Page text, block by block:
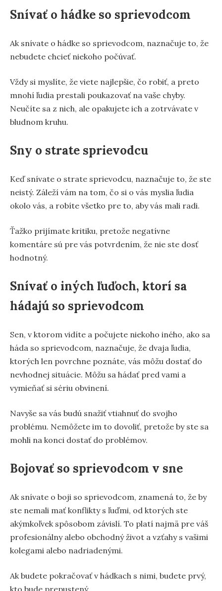
Snívať o hádke so sprievodcom
Ak snívate o hádke so sprievodcom, naznačuje to, že
nebudete chcieť niekoho počúvať.
Vždy si myslíte, že viete najlepšie, čo robiť, a preto
mnohí ľudia prestali poukazovať na vaše chyby.
Neučíte sa z nich, ale opakujete ich a zotrvávate v
bludnom kruhu.
Sny o strate sprievodcu
Keď snívate o strate sprievodcu, naznačuje to, že ste
neistý. Záleží vám na tom, čo si o vás myslia ľudia
okolo vás, a robíte všetko pre to, aby vás mali radi.
Ťažko prijímate kritiku, pretože negatívne
komentáre sú pre vás potvrdením, že nie ste dosť
hodnotný.
Snívať o iných ľuďoch, ktorí sa
hádajú so sprievodcom
Sen, v ktorom vidíte a počujete niekoho iného, ​​ako sa
háda so sprievodcom, naznačuje, že dvaja ľudia,
ktorých len povrchne poznáte, vás môžu dostať do
nevhodnej situácie. Môžu sa hádať pred vami a
vymieňať si sériu obvinení.
Navyše sa vás budú snažiť vtiahnuť do svojho
problému. Nemôžete im to dovoliť, pretože by ste sa
mohli na konci dostať do problémov.
Bojovať so sprievodcom v sne
Ak snívate o boji so sprievodcom, znamená to, že by
ste nemali mať konflikty s ľuďmi, od ktorých ste
akýmkoľvek spôsobom závislí. To platí najmä pre váš
profesionálny alebo obchodný život a vzťahy s vašimi
kolegami alebo nadriadenými.
Ak budete pokračovať v hádkach s nimi, budete prvý,
kto bude prepustený.